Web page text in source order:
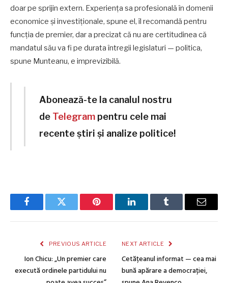
doar pe sprijin extern. Experiența sa profesională în domenii
economice și investiționale, spune el, îl recomandă pentru
funcția de premier, dar a precizat că nu are certitudinea că
mandatul său va fi pe durata întregii legislaturi — politica,
spune Munteanu, e imprevizibilă.
Abonează-te la canalul nostru
de Telegram pentru cele mai
recente știri și analize politice!
FacebookTwitter Pinterest LinkedInTumblr Email
PREVIOUS ARTICLE
Ion Chicu: „Un premier care
execută ordinele partidului nu
NEXT ARTICLE
Cetățeanul informat — cea mai
bună apărare a democrației,